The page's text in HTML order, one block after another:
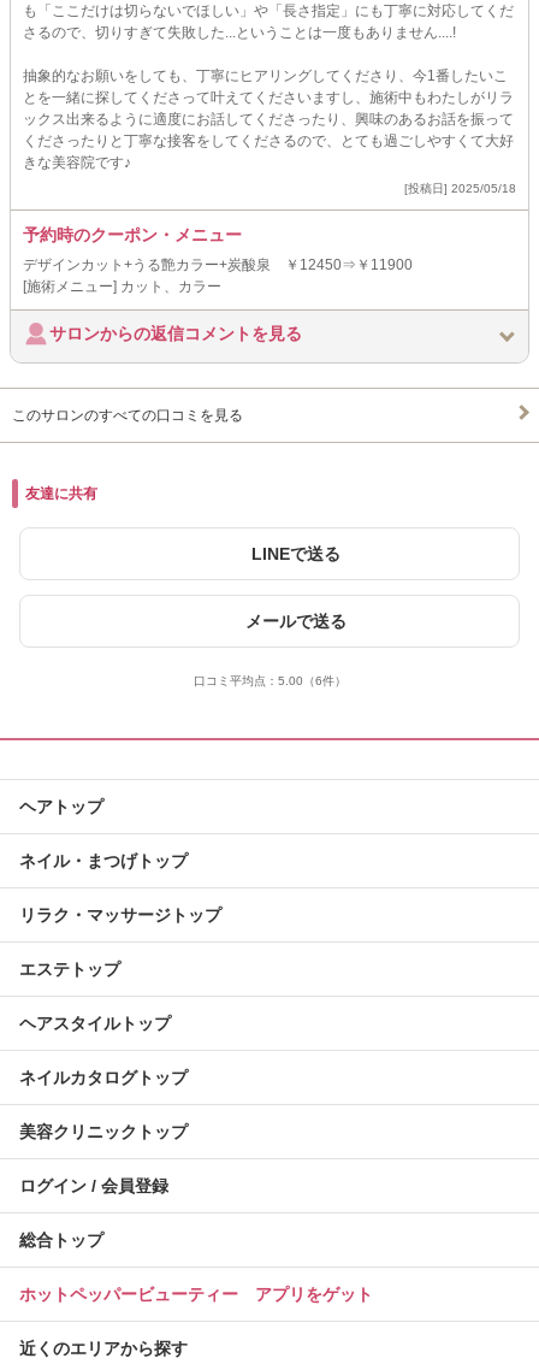
も「ここだけは切らないでほしい」や「長さ指定」にも丁寧に対応してくだ
さるので、切りすぎて失敗した...ということは一度もありません....!
抽象的なお願いをしても、丁寧にヒアリングしてくださり、今1番したいこ
とを一緒に探してくださって叶えてくださいますし、施術中もわたしがリラ
ックス出来るように適度にお話してくださったり、興味のあるお話を振って
くださったりと丁寧な接客をしてくださるので、とても過ごしやすくて大好
きな美容院です♪
[投稿日] 2025/05/18
予約時のクーポン・メニュー
デザインカット+うる艶カラー+炭酸泉 ￥12450⇒￥11900
[施術メニュー] カット、カラー
サロンからの返信コメントを見る
このサロンのすべての口コミを見る
友達に共有
LINEで送る
メールで送る
口コミ平均点： 5.00 （6件）
ヘアトップ
ネイル・まつげトップ
リラク・マッサージトップ
エステトップ
ヘアスタイルトップ
ネイルカタログトップ
美容クリニックトップ
ログイン / 会員登録
総合トップ
ホットペッパービューティー アプリをゲット
近くのエリアから探す